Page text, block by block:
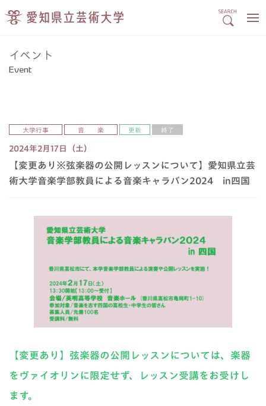
イベント
Event
大学行事 音 楽 更新 終了
2024年2月17日（土）
【変更あり※弦楽器の公開レッスンについて】愛知県立芸
術大学音楽学部教員による音楽キャラバン2024 in四国
【変更あり】弦楽器の公開レッスンについては、楽器
をヴァイオリンに限定せず、レッスン受講をお受けし
ます。